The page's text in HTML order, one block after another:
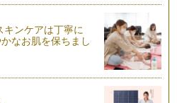
いと願っている保護者の皆様、み
っている『…
るママもそうでないママも、海外
のではない…
ンケアは丁寧に
なお肌を保ちまし